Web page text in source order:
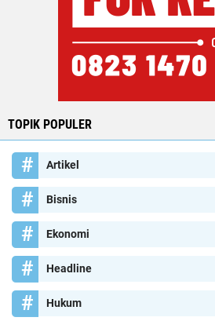
TOPIK POPULER
Artikel
Bisnis
Ekonomi
Headline
Hukum